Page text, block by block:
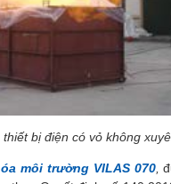
thiết bị điện có vỏ không
môi trường VILAS 070,